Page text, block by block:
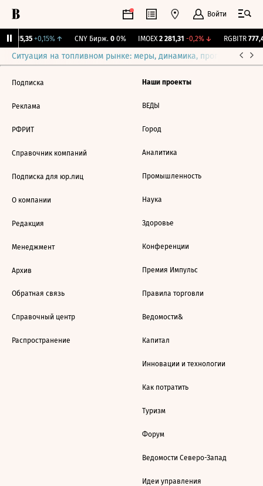
Войти
115,35 +0,15%↑ CNY Бирж. 0 0% IMOEX 2 281,31 -0,2%↓ RGBITR
Ситуация на топливном рынке: меры, динамика, прогнозы
Подписка
Реклама
РФРИТ
Справочник компаний
Подписка для юр.лиц
О компании
Редакция
Менеджмент
Архив
Обратная связь
Справочный центр
Распространение
Наши проекты
ВЕДЫ
Город
Аналитика
Промышленность
Наука
Здоровье
Конференции
Премия Импульс
Правила торговли
Ведомости&
Капитал
Инновации и технологии
Как потратить
Туризм
Форум
Ведомости Северо-Запад
Идеи управления